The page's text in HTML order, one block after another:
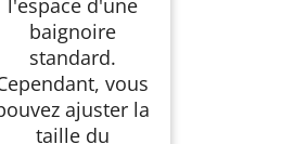
l'espace d'une
baignoire
standard.
vous
ajuster la
taille du